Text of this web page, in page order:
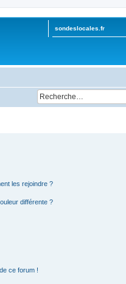
sondeslocales.fr
les rejoindre ?
différente ?
ce forum !